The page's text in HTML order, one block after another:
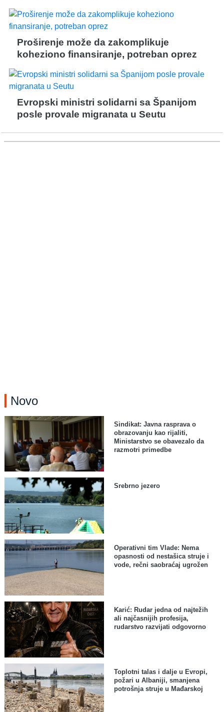
Proširenje može da zakomplikuje
koheziono finansiranje, potreban oprez
Evropski ministri solidarni sa Španijom
posle provale migranata u Seutu
Novo
Sindikat: Javna rasprava o
obrazovanju kao rijaliti,
Ministarstvo se obavezalo da
razmotri primedbe
Srebrno jezero
Operativni tim Vlade: Nema
opasnosti od nestašica struje i
vode, rečni saobraćaj ugrožen
Karić: Rudar jedna od najtežih
ali najčasnijih profesija,
rudarstvo razvijati odgovorno
Toplotni talas i dalje u Evropi,
požari u Albaniji, smanjena
potrošnja struje u Mađarskoj